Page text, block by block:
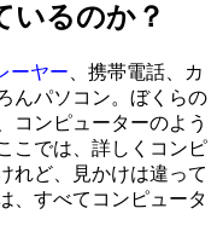
いるのか？
ーヤー 、携帯電話、カ
んパソコン。ぼくらの
コンピューターのよう
こでは、詳しくコンピ
れど、見かけは違って
、すべてコンピュータ